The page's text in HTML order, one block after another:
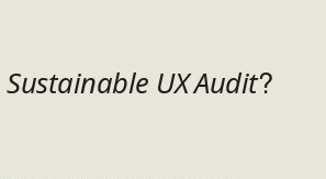
Sustainable UX Audit?